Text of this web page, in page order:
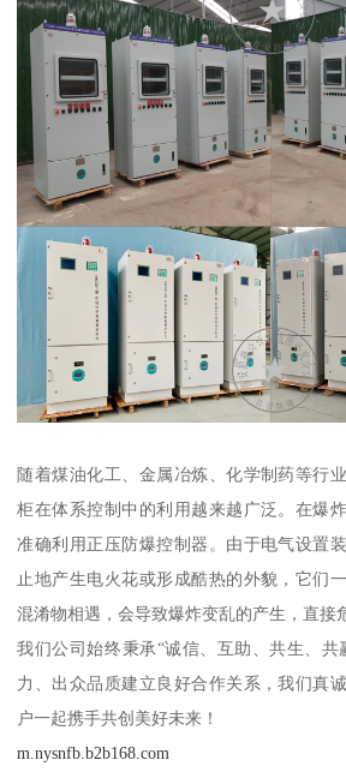
随着煤油化工、金属冶炼、化学制药等行
柜在体系控制中的利用越来越广泛。在爆
准确利用正压防爆控制器。由于电气设置
止地产生电火花或形成酷热的外貌，它们
混淆物相遇，会导致爆炸变乱的产生，直接
我们公司始终秉承“诚信、互助、共生、共
力、出众品质建立良好合作关系，我们真
户一起携手共创美好未来！
m.nysnfb.b2b168.com